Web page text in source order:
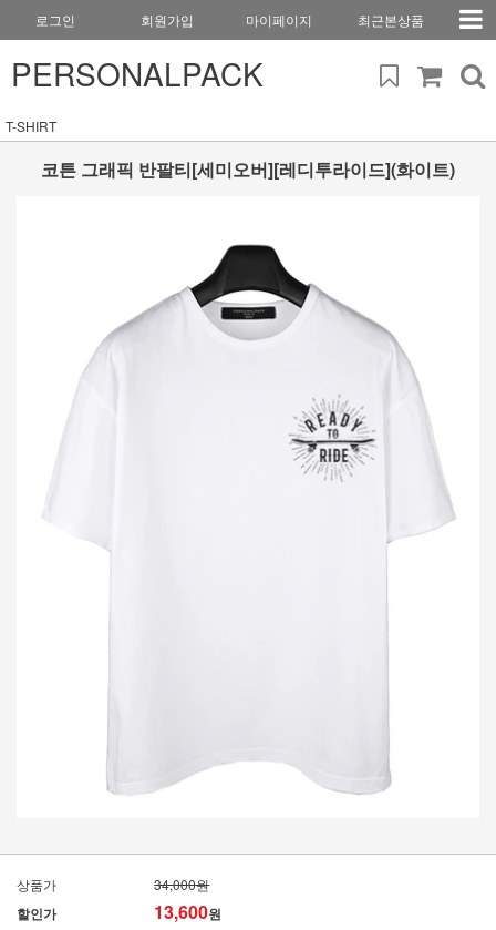
로그인 회원가입 마이페이지 최근본상품
PERSONALPACK
T-SHIRT
코튼 그래픽 반팔티[세미오버][레디투라이드](화이트)
상품가 34,000원
할인가 13,600원